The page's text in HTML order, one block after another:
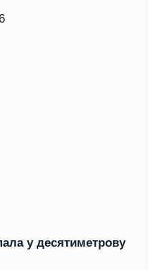
у десятиметрову